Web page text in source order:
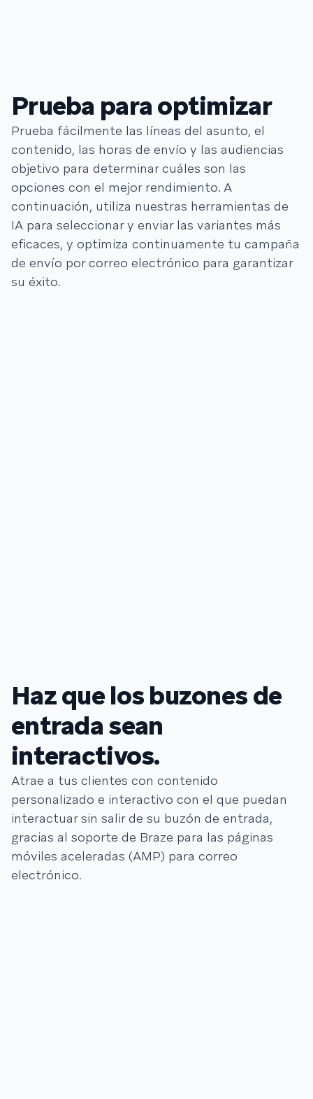
Prueba para optimizar
Prueba fácilmente las líneas del asunto, el
contenido, las horas de envío y las audiencias
objetivo para determinar cuáles son las
opciones con el mejor rendimiento. A
continuación, utiliza nuestras herramientas de
IA para seleccionar y enviar las variantes más
eficaces, y optimiza continuamente tu campaña
de envío por correo electrónico para garantizar
su éxito.
Haz que los buzones de
entrada sean
interactivos.
Atrae a tus clientes con contenido
personalizado e interactivo con el que puedan
interactuar sin salir de su buzón de entrada,
gracias al soporte de Braze para las páginas
móviles aceleradas (AMP) para correo
electrónico.